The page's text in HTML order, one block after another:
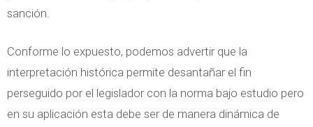
sanción.
Conforme lo expuesto, podemos advertir que la
interpretación histórica permite desantañar el fin
perseguido por el legislador con la norma bajo estudio pero
en su aplicación esta debe ser de manera dinámica de